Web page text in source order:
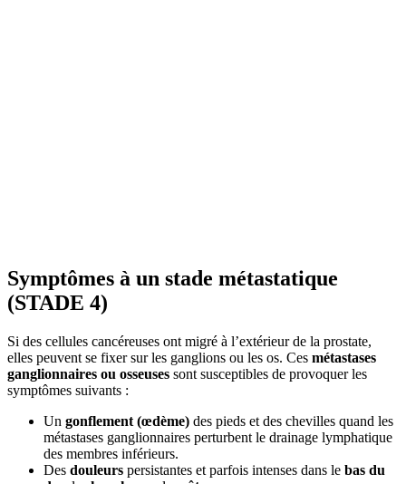
Symptômes à un stade métastatique
(STADE 4)
Si des cellules cancéreuses ont migré à l’extérieur de la prostate,
elles peuvent se fixer sur les ganglions ou les os. Ces métastases
ganglionnaires ou osseuses sont susceptibles de provoquer les
symptômes suivants :
Un gonflement (œdème) des pieds et des chevilles quand les
métastases ganglionnaires perturbent le drainage lymphatique
des membres inférieurs.
Des douleurs persistantes et parfois intenses dans le bas du